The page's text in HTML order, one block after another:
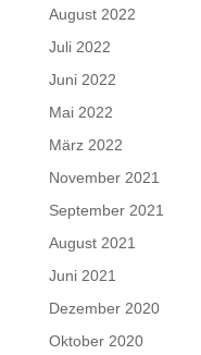
August 2022
Juli 2022
Juni 2022
Mai 2022
März 2022
November 2021
September 2021
August 2021
Juni 2021
Dezember 2020
Oktober 2020